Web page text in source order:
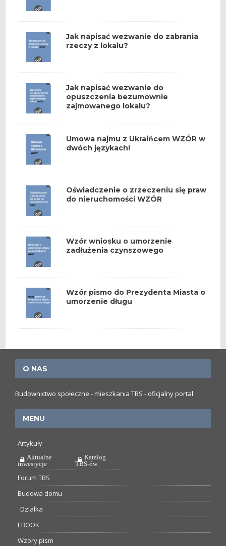
Jak napisać wezwanie do zabrania
rzeczy z lokalu?
Jak napisać wezwanie do
opuszczenia bezumownie
zajmowanego lokalu?
Umowa najmu z Ukraińcem WZÓR w
dwóch językach!
Oświadczenie o zrzeczeniu się praw
do nieruchomości WZÓR
Wzór wniosku o umorzenie
zadłużenia czynszowego
Wzór pismo do Prezydenta Miasta o
umorzenie długu
O NAS
Budownictwo społeczne - mieszkania TBS - oficjalny portal.
MENU
Artykuły
Aktualne
inwestycje
Katalog
TBS-ów
Forum TBS
Budowa domu
Działka
EBOOK
Wzory pism